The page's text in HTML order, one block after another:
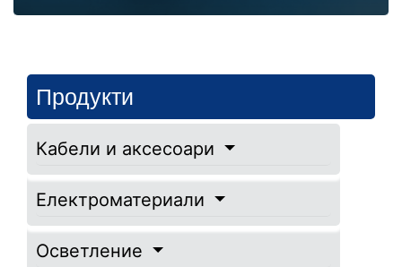
Продукти
Кабели и аксесоари
Електроматериали
Осветление